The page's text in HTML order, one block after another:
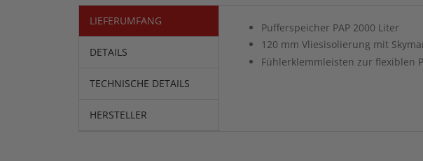
LIEFERUMFANG
DETAILS
TECHNISCHE DETAILS
HERSTELLER
Pufferspeicher PAP 2000 Liter
120 mm Vliesisolierung mit
Fühlerklemmleisten zur flexiblen